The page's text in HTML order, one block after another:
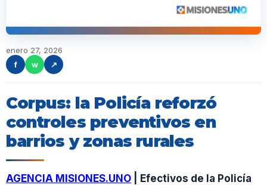
enero 27, 2026
f
w ↗
Corpus: la Policía reforzó
controles preventivos en
barrios y zonas rurales
AGENCIA MISIONES.UNO | Efectivos de la Policía